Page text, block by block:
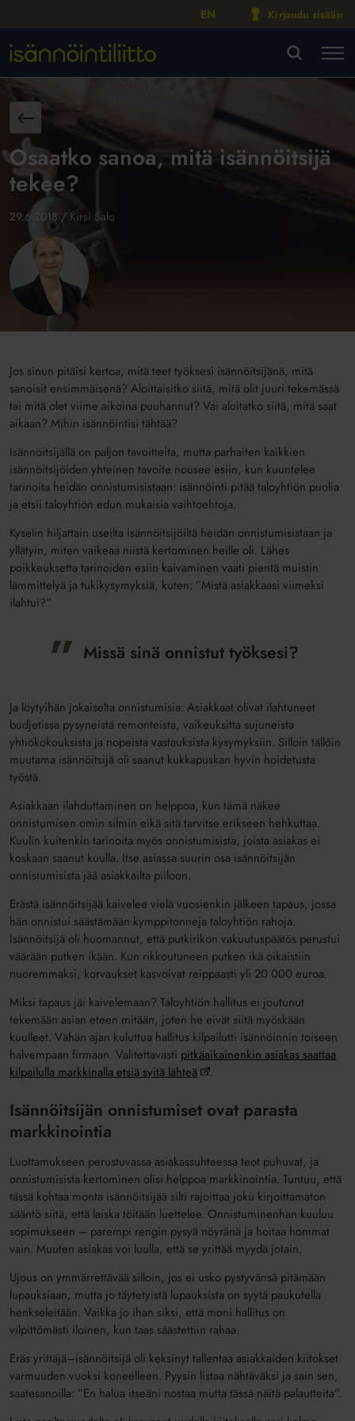
EN Kirjaudu sisään
Osaatko sanoa, mitä isännöitsijä
tekee?
29.6.2018 / Kirsi Salo
Jos sinun pitäisi kertoa, mitä teet työksesi isännöitsijänä, mitä
sanoisit ensimmäisenä? Aloittaisitko siitä, mitä olit juuri tekemässä
tai mitä olet viime aikoina puuhannut? Vai aloitatko siitä, mitä saat
aikaan? Mihin isännöintisi tähtää?
Isännöitsijällä on paljon tavoitteita, mutta parhaiten kaikkien
isännöitsijöiden yhteinen tavoite nousee esiin, kun kuuntelee
tarinoita heidän onnistumisistaan: isännöinti pitää taloyhtiön puolia
ja etsii taloyhtiön edun mukaisia vaihtoehtoja.
Kyselin hiljattain useilta isännöitsijöiltä heidän onnistumisistaan ja
yllätyin, miten vaikeaa niistä kertominen heille oli. Lähes
poikkeuksetta tarinoiden esiin kaivaminen vaati pientä muistin
lämmittelyä ja tukikysymyksiä, kuten: ”Mistä asiakkaasi viimeksi
ilahtui?”
Missä sinä onnistut työksesi?
Ja löytyihän jokaiselta onnistumisia. Asiakkaat olivat ilahtuneet
budjetissa pysyneistä remonteista, vaikeuksitta sujuneista
yhtiökokouksista ja nopeista vastauksista kysymyksiin. Silloin tällöin
muutama isännöitsijä oli saanut kukkapuskan hyvin hoidetusta
työstä.
Asiakkaan ilahduttaminen on helppoa, kun tämä näkee
onnistumisen omin silmin eikä sitä tarvitse erikseen hehkuttaa.
Kuulin kuitenkin tarinoita myös onnistumisista, joista asiakas ei
koskaan saanut kuulla. Itse asiassa suurin osa isännöitsijän
onnistumisista jää asiakkailta piiloon.
Erästä isännöitsijää kaivelee vielä vuosienkin jälkeen tapaus, jossa
hän onnistui säästämään kymppitonneja taloyhtiön rahoja.
Isännöitsijä oli huomannut, että putkirikon vakuutuspäätös perustui
väärään putken ikään. Kun rikkoutuneen putken ikä oikaistiin
nuoremmaksi, korvaukset kasvoivat reippaasti yli 20 000 euroa.
Miksi tapaus jäi kaivelemaan? Taloyhtiön hallitus ei joutunut
tekemään asian eteen mitään, joten he eivät siitä myöskään
kuulleet. Vähän ajan kuluttua hallitus kilpailutti isännöinnin toiseen
halvempaan firmaan. Valitettavasti pitkäaikainenkin asiakas saattaa
kilpailulla markkinalla etsiä syitä lähteä
.
Isännöitsijän onnistumiset ovat parasta
markkinointia
Luottamukseen perustuvassa asiakassuhteessa teot puhuvat, ja
onnistumisista kertominen olisi helppoa markkinointia. Tuntuu, että
tässä kohtaa monta isännöitsijää silti rajoittaa joku kirjoittamaton
sääntö siitä, että laiska töitään luettelee. Onnistuminenhan kuuluu
sopimukseen – parempi rengin pysyä nöyränä ja hoitaa hommat
vain. Muuten asiakas voi luulla, että se yrittää myydä jotain.
Ujous on ymmärrettävää silloin, jos ei usko pystyvänsä pitämään
lupauksiaan, mutta jo täytetyistä lupauksista on syytä paukutella
henkseleitään. Vaikka jo ihan siksi, että moni hallitus on
vilpittömästi iloinen, kun taas säästettiin rahaa.
Eräs yrittäjä–isännöitsijä oli keksinyt tallentaa asiakkaiden kiitokset
varmuuden vuoksi koneelleen. Pyysin listaa nähtäväksi ja sain sen,
saatesanoilla: ”En halua itseäni nostaa mutta tässä näitä palautteita”.